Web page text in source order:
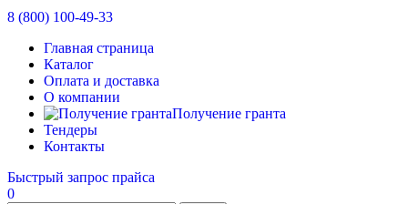
8 (800) 100-49-33
Главная страница
Каталог
Оплата и доставка
О компании
Получение гранта
Тендеры
Контакты
Быстрый запрос прайса
0